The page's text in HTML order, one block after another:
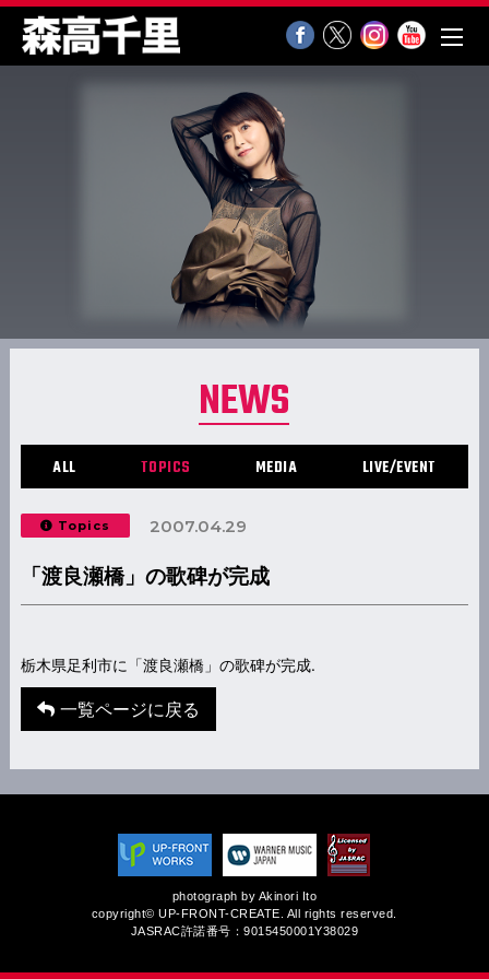
NEWS
ALL TOPICS MEDIA LIVE/EVENT
Topics 2007.04.29
「渡良瀬橋」の歌碑が完成
栃木県足利市に「渡良瀬橋」の歌碑が完成.
一覧ページに戻る
photograph by Akinori Ito
copyright© UP-FRONT-CREATE. All rights reserved.
JASRAC許諾番号：9015450001Y38029